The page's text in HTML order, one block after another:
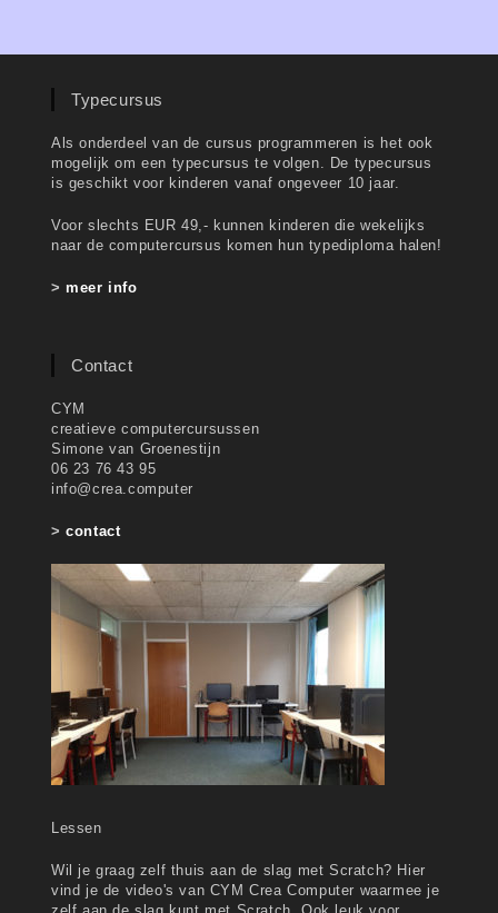
Typecursus
Als onderdeel van de cursus programmeren is het ook
mogelijk om een typecursus te volgen. De typecursus
is geschikt voor kinderen vanaf ongeveer 10 jaar.
Voor slechts EUR 49,- kunnen kinderen die wekelijks
naar de computercursus komen hun typediploma halen!
>meer info
Contact
CYM
creatieve computercursussen
Simone van Groenestijn
06 23 76 43 95
info@crea.computer
>contact
Lessen
Wil je graag zelf thuis aan de slag met Scratch? Hier
vind je de video's van CYM Crea Computer waarmee je